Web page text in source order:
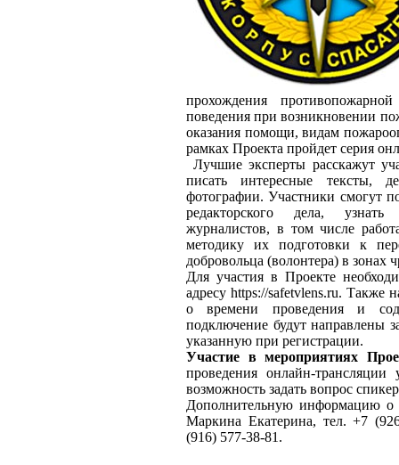
прохождения
поведения при возникновении
оказания помощи, видам
рамках Проекта пройдет серия
Лучшие эксперты расскажут
писать интересные тексты,
фотографии. Участники смогут
редакторского дела,
журналистов, в том числе
методику их подготовки к
добровольца (волонтера) в
Для участия в Проекте
адресу https://safetvlens.ru. Также
о времени проведения и
подключение будут направлены
указанную при регистрации.
Участие в мероприятиях
проведения онлайн-трансляции
возможность задать вопрос
Дополнительную информацию о
Маркина Екатерина, тел. +7
(916) 577-38-81.